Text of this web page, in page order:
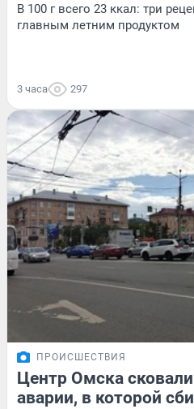
В 100 г всего 23 ккал: три
главным летним продуктом
3 часа 297
ПРОИСШЕСТВИЯ
Центр Омска
аварии, в которой